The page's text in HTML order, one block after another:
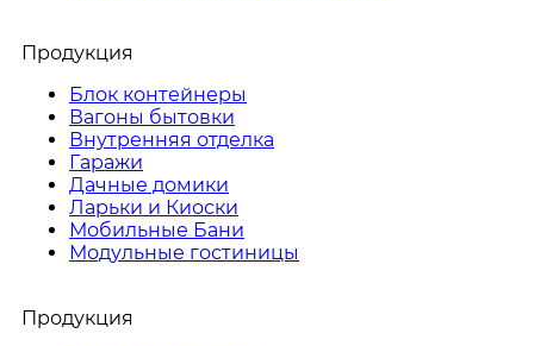
Продукция
Блок контейнеры
Вагоны бытовки
Внутренняя отделка
Гаражи
Дачные домики
Ларьки и Киоски
Мобильные Бани
Модульные гостиницы
Продукция